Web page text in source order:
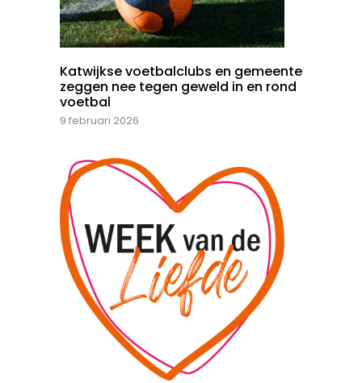
Katwijkse voetbalclubs en gemeente
zeggen nee tegen geweld in en rond
voetbal
9 februari 2026